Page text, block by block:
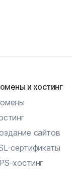
и хостинг
сайтов
сертификаты
хостинг